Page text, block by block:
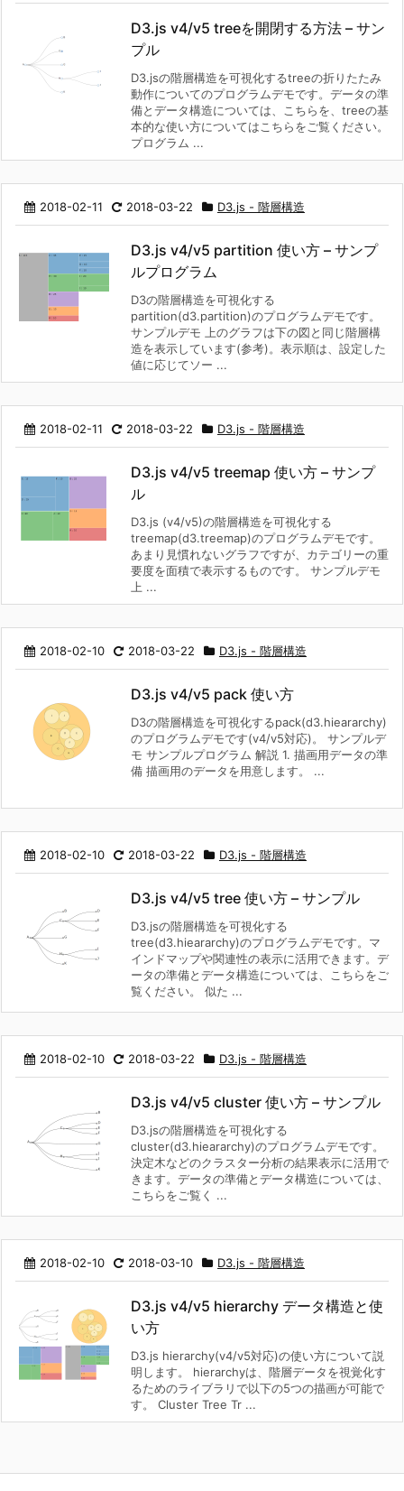
D3.js v4/v5 treeを開閉する方法 – サン
プル
D3.jsの階層構造を可視化するtreeの折りたたみ
動作についてのプログラムデモです。データの準
備とデータ構造については、こちらを、treeの基
本的な使い方についてはこちらをご覧ください。
プログラム ...
2018-02-11 2018-03-22 D3.js - 階層構造
D3.js v4/v5 partition 使い方 – サンプ
ルプログラム
D3の階層構造を可視化する
partition(d3.partition)のプログラムデモです。
サンプルデモ 上のグラフは下の図と同じ階層構
造を表示しています(参考)。表示順は、設定した
値に応じてソー ...
2018-02-11 2018-03-22 D3.js - 階層構造
D3.js v4/v5 treemap 使い方 – サンプ
ル
D3.js (v4/v5)の階層構造を可視化する
treemap(d3.treemap)のプログラムデモです。
あまり見慣れないグラフですが、カテゴリーの重
要度を面積で表示するものです。 サンプルデモ
上 ...
2018-02-10 2018-03-22 D3.js - 階層構造
D3.js v4/v5 pack 使い方
D3の階層構造を可視化するpack(d3.hieararchy)
のプログラムデモです(v4/v5対応)。 サンプルデ
モ サンプルプログラム 解説 1. 描画用データの準
備 描画用のデータを用意します。 ...
2018-02-10 2018-03-22 D3.js - 階層構造
D3.js v4/v5 tree 使い方 – サンプル
D3.jsの階層構造を可視化する
tree(d3.hieararchy)のプログラムデモです。マ
インドマップや関連性の表示に活用できます。デ
ータの準備とデータ構造については、こちらをご
覧ください。 似た ...
2018-02-10 2018-03-22 D3.js - 階層構造
D3.js v4/v5 cluster 使い方 – サンプル
D3.jsの階層構造を可視化する
cluster(d3.hieararchy)のプログラムデモです。
決定木などのクラスター分析の結果表示に活用で
きます。データの準備とデータ構造については、
こちらをご覧く ...
2018-02-10 2018-03-10 D3.js - 階層構造
D3.js v4/v5 hierarchy データ構造と使
い方
D3.js hierarchy(v4/v5対応)の使い方について説
明します。 hierarchyは、階層データを視覚化す
るためのライブラリで以下の5つの描画が可能で
す。 Cluster Tree Tr ...